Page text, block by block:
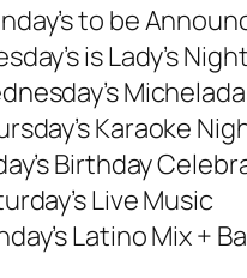
to be
is Lady’s Night
Karaoke
Birthday
Live Music
Latino Mix +